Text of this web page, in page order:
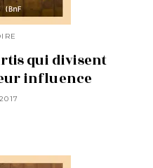
qui divisent
influence